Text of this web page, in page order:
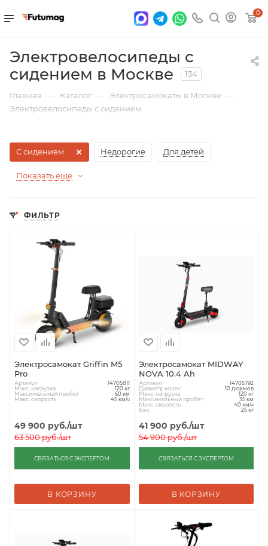
0
Электровелосипеды с
сидением в Москве
134
Главная — Каталог — Электросамокаты в Москве —
Электровелосипеды с сидением
Недорогие Для детей
С сидением
Показать еще
ФИЛЬТР
Электросамокат Griffin M5
Pro
Артикул 14705811
Макс. нагрузка 120 кг
Максимальный пробег 60 км
Макс. скорость 45 км/ч
49 900 руб./шт
63 500руб./шт
СВЯЗАТЬСЯ С ЭКСПЕРТОМ
В КОРЗИНУ
Электросамокат MIDWAY
NOVA 10.4 Ah
Артикул 14705792
Диаметр колес 10 дюймов
Макс. нагрузка 120 кг
Максимальный пробег 35 км
Макс. скорость 40 км/ч
Вес 25 кг
41 900 руб./шт
54 900руб./шт
СВЯЗАТЬСЯ С ЭКСПЕРТОМ
В КОРЗИНУ